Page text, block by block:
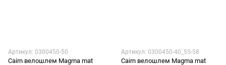
Артикул: 0300450-50
Cairn велошлем Magma mat
Артикул: 0300450-40_55-58
Cairn велошлем Magma mat